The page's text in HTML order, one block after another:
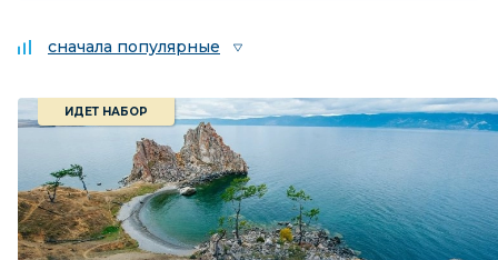
сначала популярные
ИДЕТ НАБОР